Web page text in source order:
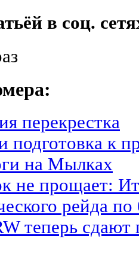
в соц.
перекрестка
подготовка к
на Мылках
не прощает:
рейда по
теперь